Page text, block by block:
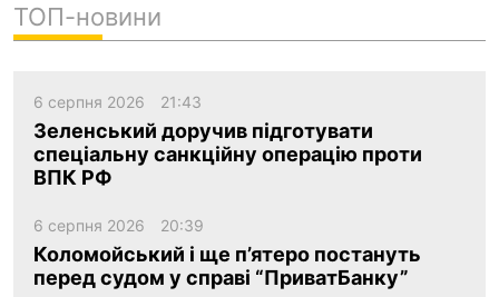
ТОП-новини
6 серпня 2026 21:43
Зеленський доручив підготувати
спеціальну санкційну операцію проти
ВПК РФ
6 серпня 2026 20:39
Коломойський і ще п’ятеро постануть
перед судом у справі “ПриватБанку”